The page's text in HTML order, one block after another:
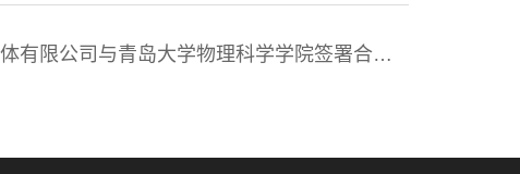
有限公司与青岛大学物理科学学院签署合作